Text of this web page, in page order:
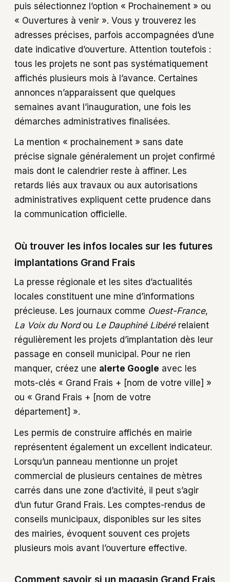
puis sélectionnez l’option « Prochainement » ou
« Ouvertures à venir ». Vous y trouverez les
adresses précises, parfois accompagnées d’une
date indicative d’ouverture. Attention toutefois :
tous les projets ne sont pas systématiquement
affichés plusieurs mois à l’avance. Certaines
annonces n’apparaissent que quelques
semaines avant l’inauguration, une fois les
démarches administratives finalisées.
La mention « prochainement » sans date
précise signale généralement un projet confirmé
mais dont le calendrier reste à affiner. Les
retards liés aux travaux ou aux autorisations
administratives expliquent cette prudence dans
la communication officielle.
Où trouver les infos locales sur les futures
implantations Grand Frais
La presse régionale et les sites d’actualités
locales constituent une mine d’informations
précieuse. Les journaux comme Ouest-France,
La Voix du Nordou Le Dauphiné Libérérelaient
régulièrement les projets d’implantation dès leur
passage en conseil municipal. Pour ne rien
manquer, créez une alerte Google avec les
mots-clés « Grand Frais + [nom de votre ville] »
ou « Grand Frais + [nom de votre
département] ».
Les permis de construire affichés en mairie
représentent également un excellent indicateur.
Lorsqu’un panneau mentionne un projet
commercial de plusieurs centaines de mètres
carrés dans une zone d’activité, il peut s’agir
d’un futur Grand Frais. Les comptes-rendus de
conseils municipaux, disponibles sur les sites
des mairies, évoquent souvent ces projets
plusieurs mois avant l’ouverture effective.